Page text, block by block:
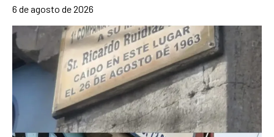
6 de agosto de 2026